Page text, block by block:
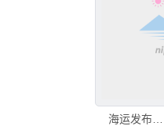
海运发布会主视觉